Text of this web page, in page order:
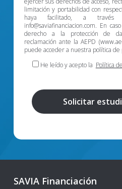
limitación y portabilidad con
haya facilitado, a través
info@saviafinanciacion.com. En
derecho a la protección de
reclamación ante la AEPD
puede acceder a nuestra política de
He leído y acepto la Política
SAVIA Financiación